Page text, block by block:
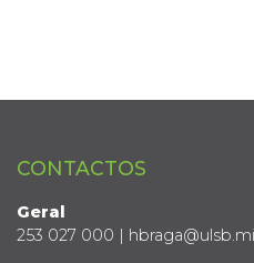
CONTACTOS
Geral
253 027 000 |